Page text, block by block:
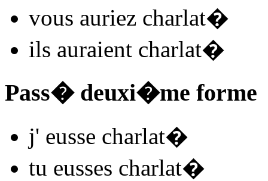
vous auriez charlat�
ils auraient charlat�
Pass� deuxi�me forme
j' eusse charlat�
tu eusses charlat�